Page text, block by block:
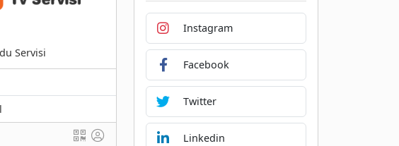
Servisi
Instagram
Facebook
Twitter
Linkedin